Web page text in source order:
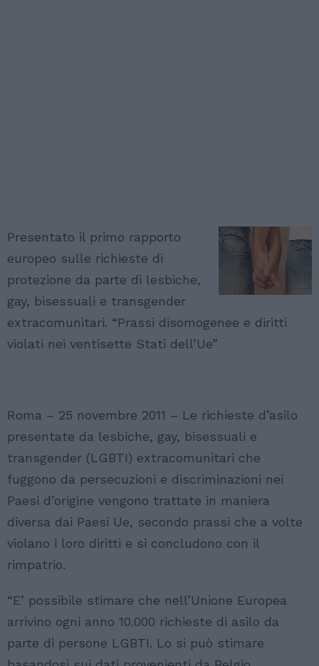
Presentato il primo rapporto
europeo sulle richieste di
protezione da parte di lesbiche,
gay, bisessuali e transgender
extracomunitari. “Prassi disomogenee e diritti
violati nei ventisette Stati dell’Ue”
Roma – 25 novembre 2011 – Le richieste d’asilo
presentate da lesbiche, gay, bisessuali e
transgender (LGBTI) extracomunitari che
fuggono da persecuzioni e discriminazioni nei
Paesi d’origine vengono trattate in maniera
diversa dai Paesi Ue, secondo prassi che a volte
violano i loro diritti e si concludono con il
rimpatrio.
“E’ possibile stimare che nell’Unione Europea
arrivino ogni anno 10.000 richieste di asilo da
parte di persone LGBTI. Lo si può stimare